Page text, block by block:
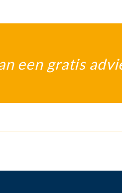
een gratis